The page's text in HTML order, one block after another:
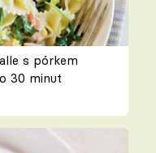
s pórkem
30 minut